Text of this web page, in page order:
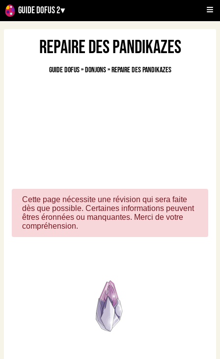
Guide Dofus 2▾
Repaire des Pandikazes
Guide Dofus»Donjons»Repaire des Pandikazes
Cette page nécessite une révision qui sera faite
dès que possible. Certaines informations peuvent
êtres éronnées ou manquantes. Merci de votre
compréhension.